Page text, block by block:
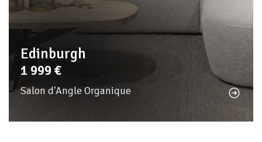
Edinburgh
1 999 €
Salon d'Angle Organique